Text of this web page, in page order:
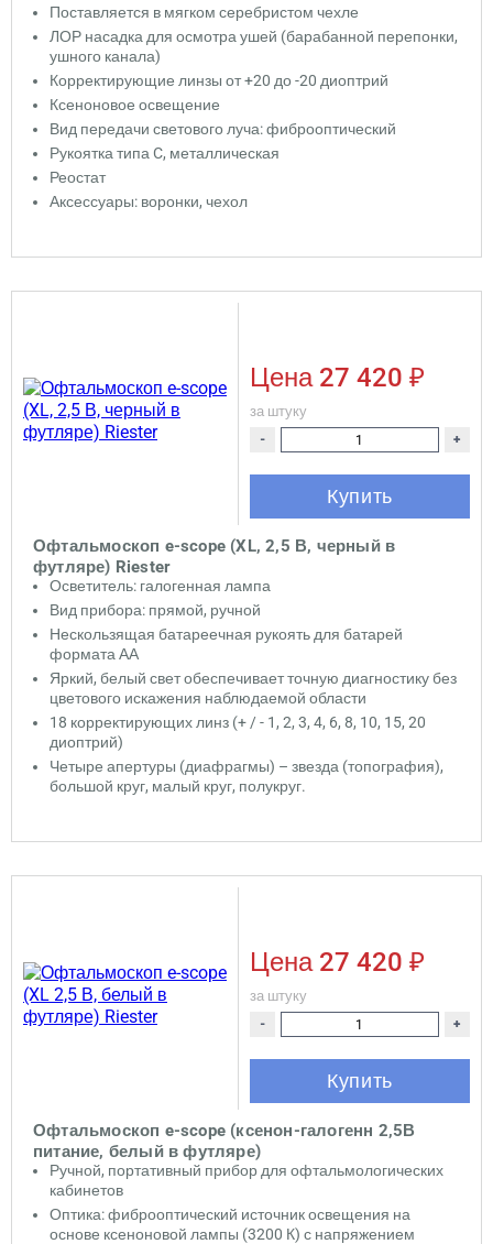
Поставляется в мягком серебристом чехле
ЛОР насадка для осмотра ушей (барабанной перепонки,
ушного канала)
Корректирующие линзы от +20 до -20 диоптрий
Ксеноновое освещение
Вид передачи светового луча: фиброоптический
Рукоятка типа C, металлическая
Реостат
Аксессуары: воронки, чехол
Офтальмоскоп e-scope (XL, 2,5 В, черный в
футляре) Riester
Осветитель: галогенная лампа
Вид прибора: прямой, ручной
Нескользящая батареечная рукоять для батарей
формата АА
Яркий, белый свет обеспечивает точную диагностику без
цветового искажения наблюдаемой области
18 корректирующих линз (+ / - 1, 2, 3, 4, 6, 8, 10, 15, 20
диоптрий)
Четыре апертуры (диафрагмы) – звезда (топография),
большой круг, малый круг, полукруг.
Цена 27 420 ₽
за штуку
- +
Купить
Офтальмоскоп e-scope (ксенон-галогенн 2,5В
питание, белый в футляре)
Ручной, портативный прибор для офтальмологических
кабинетов
Оптика: фиброоптический источник освещения на
основе ксеноновой лампы (3200 К) с напряжением
Цена 27 420 ₽
за штуку
- +
Купить